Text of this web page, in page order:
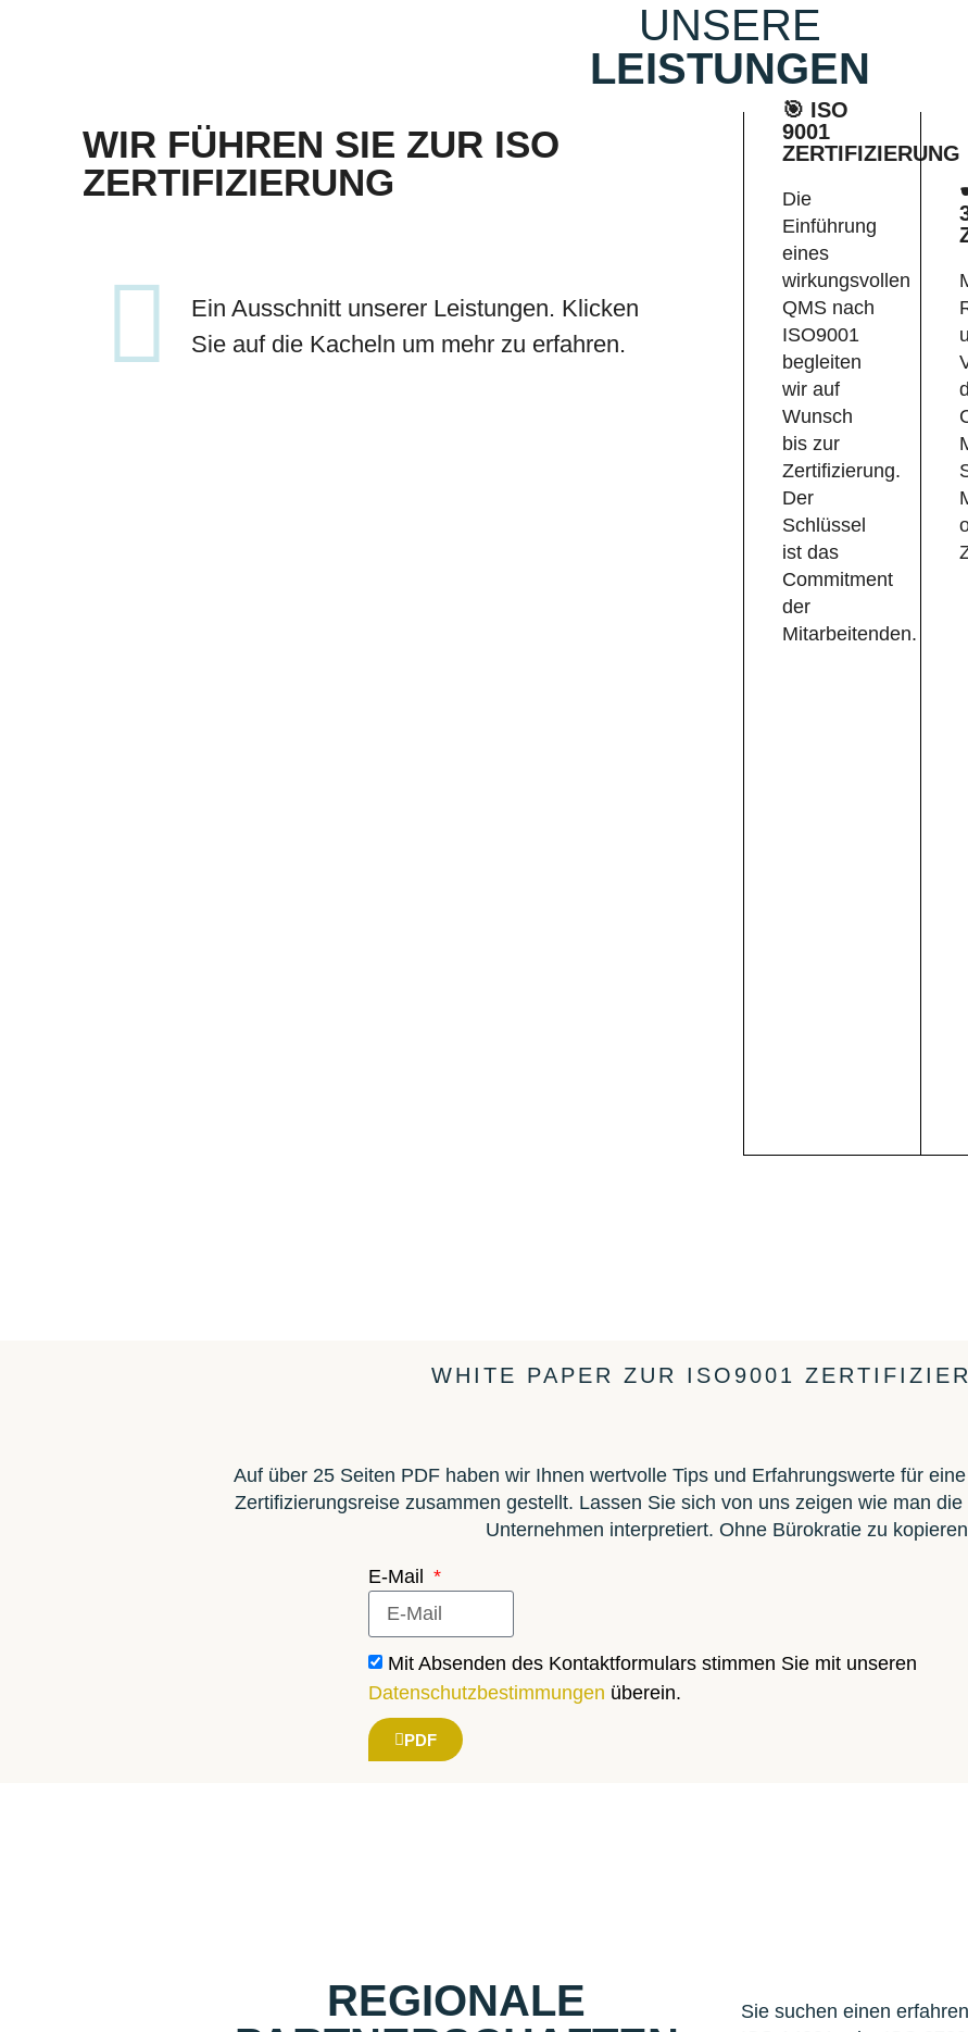
UNSERE
LEISTUNGEN
WIR FÜHREN SIE ZUR ISO
ZERTIFIZIERUNG
Ein Ausschnitt unserer Leistungen. Klicken
Sie auf die Kacheln um mehr zu erfahren.
🎯 ISO
9001
ZERTIFIZIERUNG
Die
Einführung
eines
wirkungsvollen
QMS nach
ISO9001
begleiten
wir auf
Wunsch
bis zur
Zertifizierung.
Der
Schlüssel
ist das
Commitment
der
Mitarbeitenden.
WHITE PAPER ZUR ISO9001
Auf über 25 Seiten PDF haben wir Ihnen wertvolle Tips und Erfahrungswerte für
Zertifizierungsreise zusammen gestellt. Lassen Sie sich von uns zeigen wie man
Unternehmen interpretiert. Ohne Bürokratie zu
E-Mail
Mit Absenden des Kontaktformulars stimmen Sie mit unseren
Datenschutzbestimmungen überein.
PDF
REGIONALE
Sie suchen einen